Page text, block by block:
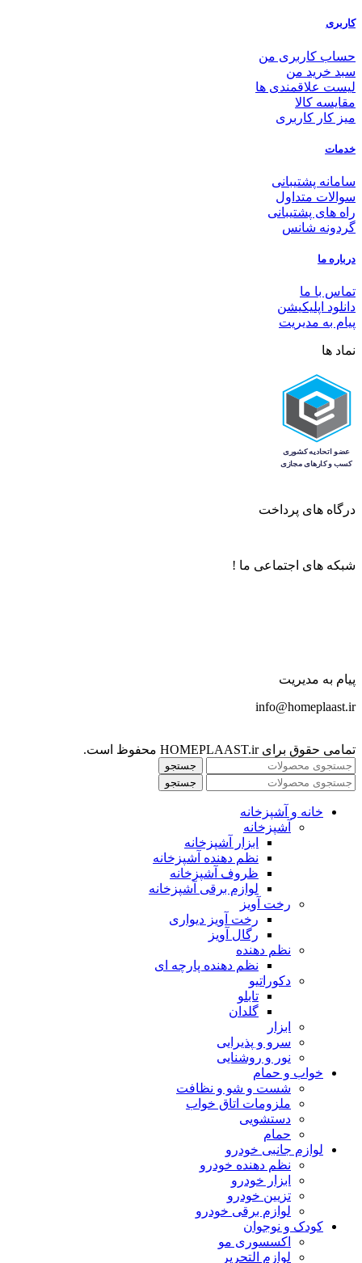
کاربری
حساب کاربری من
سبد خرید من
لیست علاقمندی ها
مقایسه کالا
میز کار کاربری
خدمات
سامانه پشتیبانی
سوالات متداول
راه های پشتیبانی
گردونه شانس
درباره ما
تماس با ما
دانلود اپلیکیشن
پیام به مدیریت
نماد ها
درگاه های پرداخت
شبکه های اجتماعی ما !
پیام به مدیریت
info@homeplaast.ir
تمامی حقوق برای HOMEPLAAST.ir محفوظ است.
جستجو
جستجو
خانه و آشپزخانه
آشپزخانه
ابزار آشپزخانه
نظم دهنده آشپزخانه
ظروف آشپزخانه
لوازم برقی آشپزخانه
رخت آویز
رخت آویز دیواری
رگال آویز
نظم دهنده
نظم دهنده پارچه ای
دکوراتیو
تابلو
گلدان
ابزار
سرو و پذیرایی
نور و روشنایی
خواب و حمام
شست و شو و نظافت
ملزومات اتاق خواب
دستشویی
حمام
لوازم جانبی خودرو
نظم دهنده خودرو
ابزار خودرو
تزیین خودرو
لوازم برقی خودرو
کودک و نوجوان
اکسسوری مو
لوازم التحریر